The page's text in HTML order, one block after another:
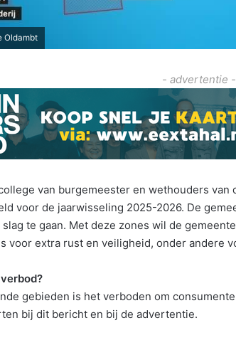
Oldambt
- advertentie -
van burgemeester en wethouders
voor de jaarwisseling 2025-2026. De
te gaan. Met deze zones wil de
voor extra rust en veiligheid, onder andere
gebieden is het verboden om
bij dit bericht en bij de advertentie.